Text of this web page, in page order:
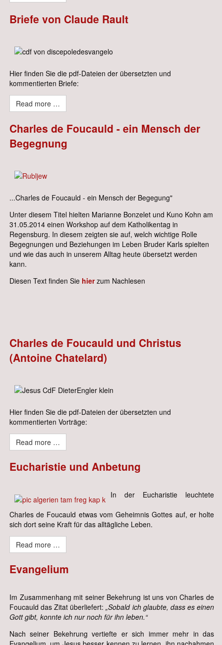
Briefe von Claude Rault
Hier finden Sie die pdf-Dateien der übersetzten und
kommentierten Briefe:
Read more …
Charles de Foucauld - ein Mensch der
Begegnung
...Charles de Foucauld - ein Mensch der Begegung"
Unter diesem Titel hielten Marianne Bonzelet und Kuno Kohn am
31.05.2014 einen Workshop auf dem Katholikentag in
Regensburg. In diesem zeigten sie auf, welch wichtige Rolle
Begegnungen und Beziehungen im Leben Bruder Karls spielten
und wie das auch in unserem Alltag heute übersetzt werden
kann.
Diesen Text finden Sie hierzum Nachlesen
Charles de Foucauld und Christus
(Antoine Chatelard)
Hier finden Sie die pdf-Dateien der übersetzten und
kommentierten Vorträge:
Read more …
Eucharistie und Anbetung
In der Eucharistie leuchtete
Charles de Foucauld etwas vom Geheimnis Gottes auf, er holte
sich dort seine Kraft für das alltägliche Leben.
Read more …
Evangelium
Im Zusammenhang mit seiner Bekehrung ist uns von Charles de
Foucauld das Zitat überliefert:„Sobald ich glaubte, dass es einen
Gott gibt, konnte ich nur noch für ihn leben.“
Nach seiner Bekehrung vertiefte er sich immer mehr in das